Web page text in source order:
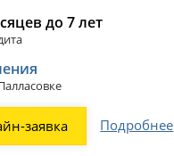
до 7 лет
заявка Подробнее